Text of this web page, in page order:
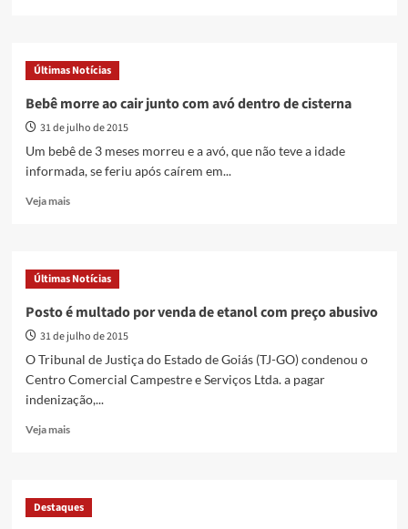
Militar
prende
com
carga
roubada
loja
Últimas Notícias
Bebê morre ao cair junto com avó dentro de cisterna
31 de julho de 2015
Um bebê de 3 meses morreu e a avó, que não teve a idade
informada, se feriu após caírem em...
Veja maisRead
morre
ao
junto
com
avó
de
cisterna
Últimas Notícias
Posto é multado por venda de etanol com preço abusivo
31 de julho de 2015
O Tribunal de Justiça do Estado de Goiás (TJ-GO) condenou o
Centro Comercial Campestre e Serviços Ltda. a pagar
indenização,...
Veja maisRead
é
multado
Destaques